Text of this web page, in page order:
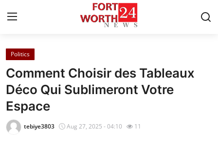
Home
Contact
Press Release
Privacy Policy
Politics
Comment Choisir des Tableaux
Déco Qui Sublimeront Votre
Espace
tebiye3803 Aug 27, 2025 - 04:10 11